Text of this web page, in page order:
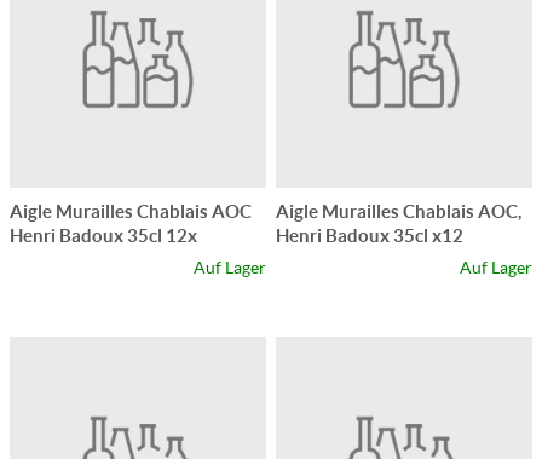
Aigle Murailles Chablais AOC
Henri Badoux 35cl 12x
Auf Lager
Aigle Murailles Chablais AOC,
Henri Badoux 35cl x12
Auf Lager